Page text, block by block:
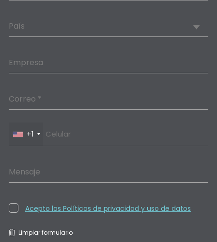
País
Empresa
Correo *
+1
Mensaje
Acepto las Políticas de privacidad y uso de datos
Limpiar formulario